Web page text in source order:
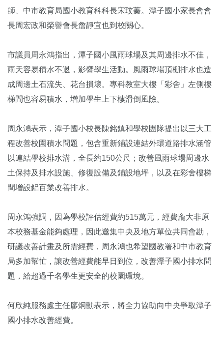
師、中市教育局國小教育科科長宋玟蓁。潭子國小家長會會
長周宏政和榮譽會長詹靜宜也到校關心。
市議員周永鴻指出，潭子國小風雨球場及其周邊排水不佳，
雨天容易積水不退，影響學生活動。風雨球場頂棚排水也造
成周邊土石流失、花台損壞。專科教室大樓「彩舍」左側樓
梯間也容易積水，增加學生上下樓滑倒風險。
周永鴻表示，潭子國小校長陳銘鎮和學校團隊提出以三大工
程改善校園積水問題，包含重新鋪設連結外環道路排水涵管
以連結學校排水溝，全長約150公尺；改善風雨球場周邊水
土保持及排水設施、修復設備及鋪設地坪，以及在彩舍樓梯
間增設鋁百業改善排水。
周永鴻強調，因為學校評估經費約515萬元，經費龐大非原
本校務基金能夠處理，因此邀集中央及地方單位共同會勘，
研議改善計畫及所需經費，周永鴻也希望國教署和中市教育
局多加幫忙，讓改善經費能早日到位，改善潭子國小排水問
題，給超過千名學生更安全的校園環境。
何欣純服務處主任廖炯勳表示，將全力協助向中央爭取潭子
國小排水改善經費。